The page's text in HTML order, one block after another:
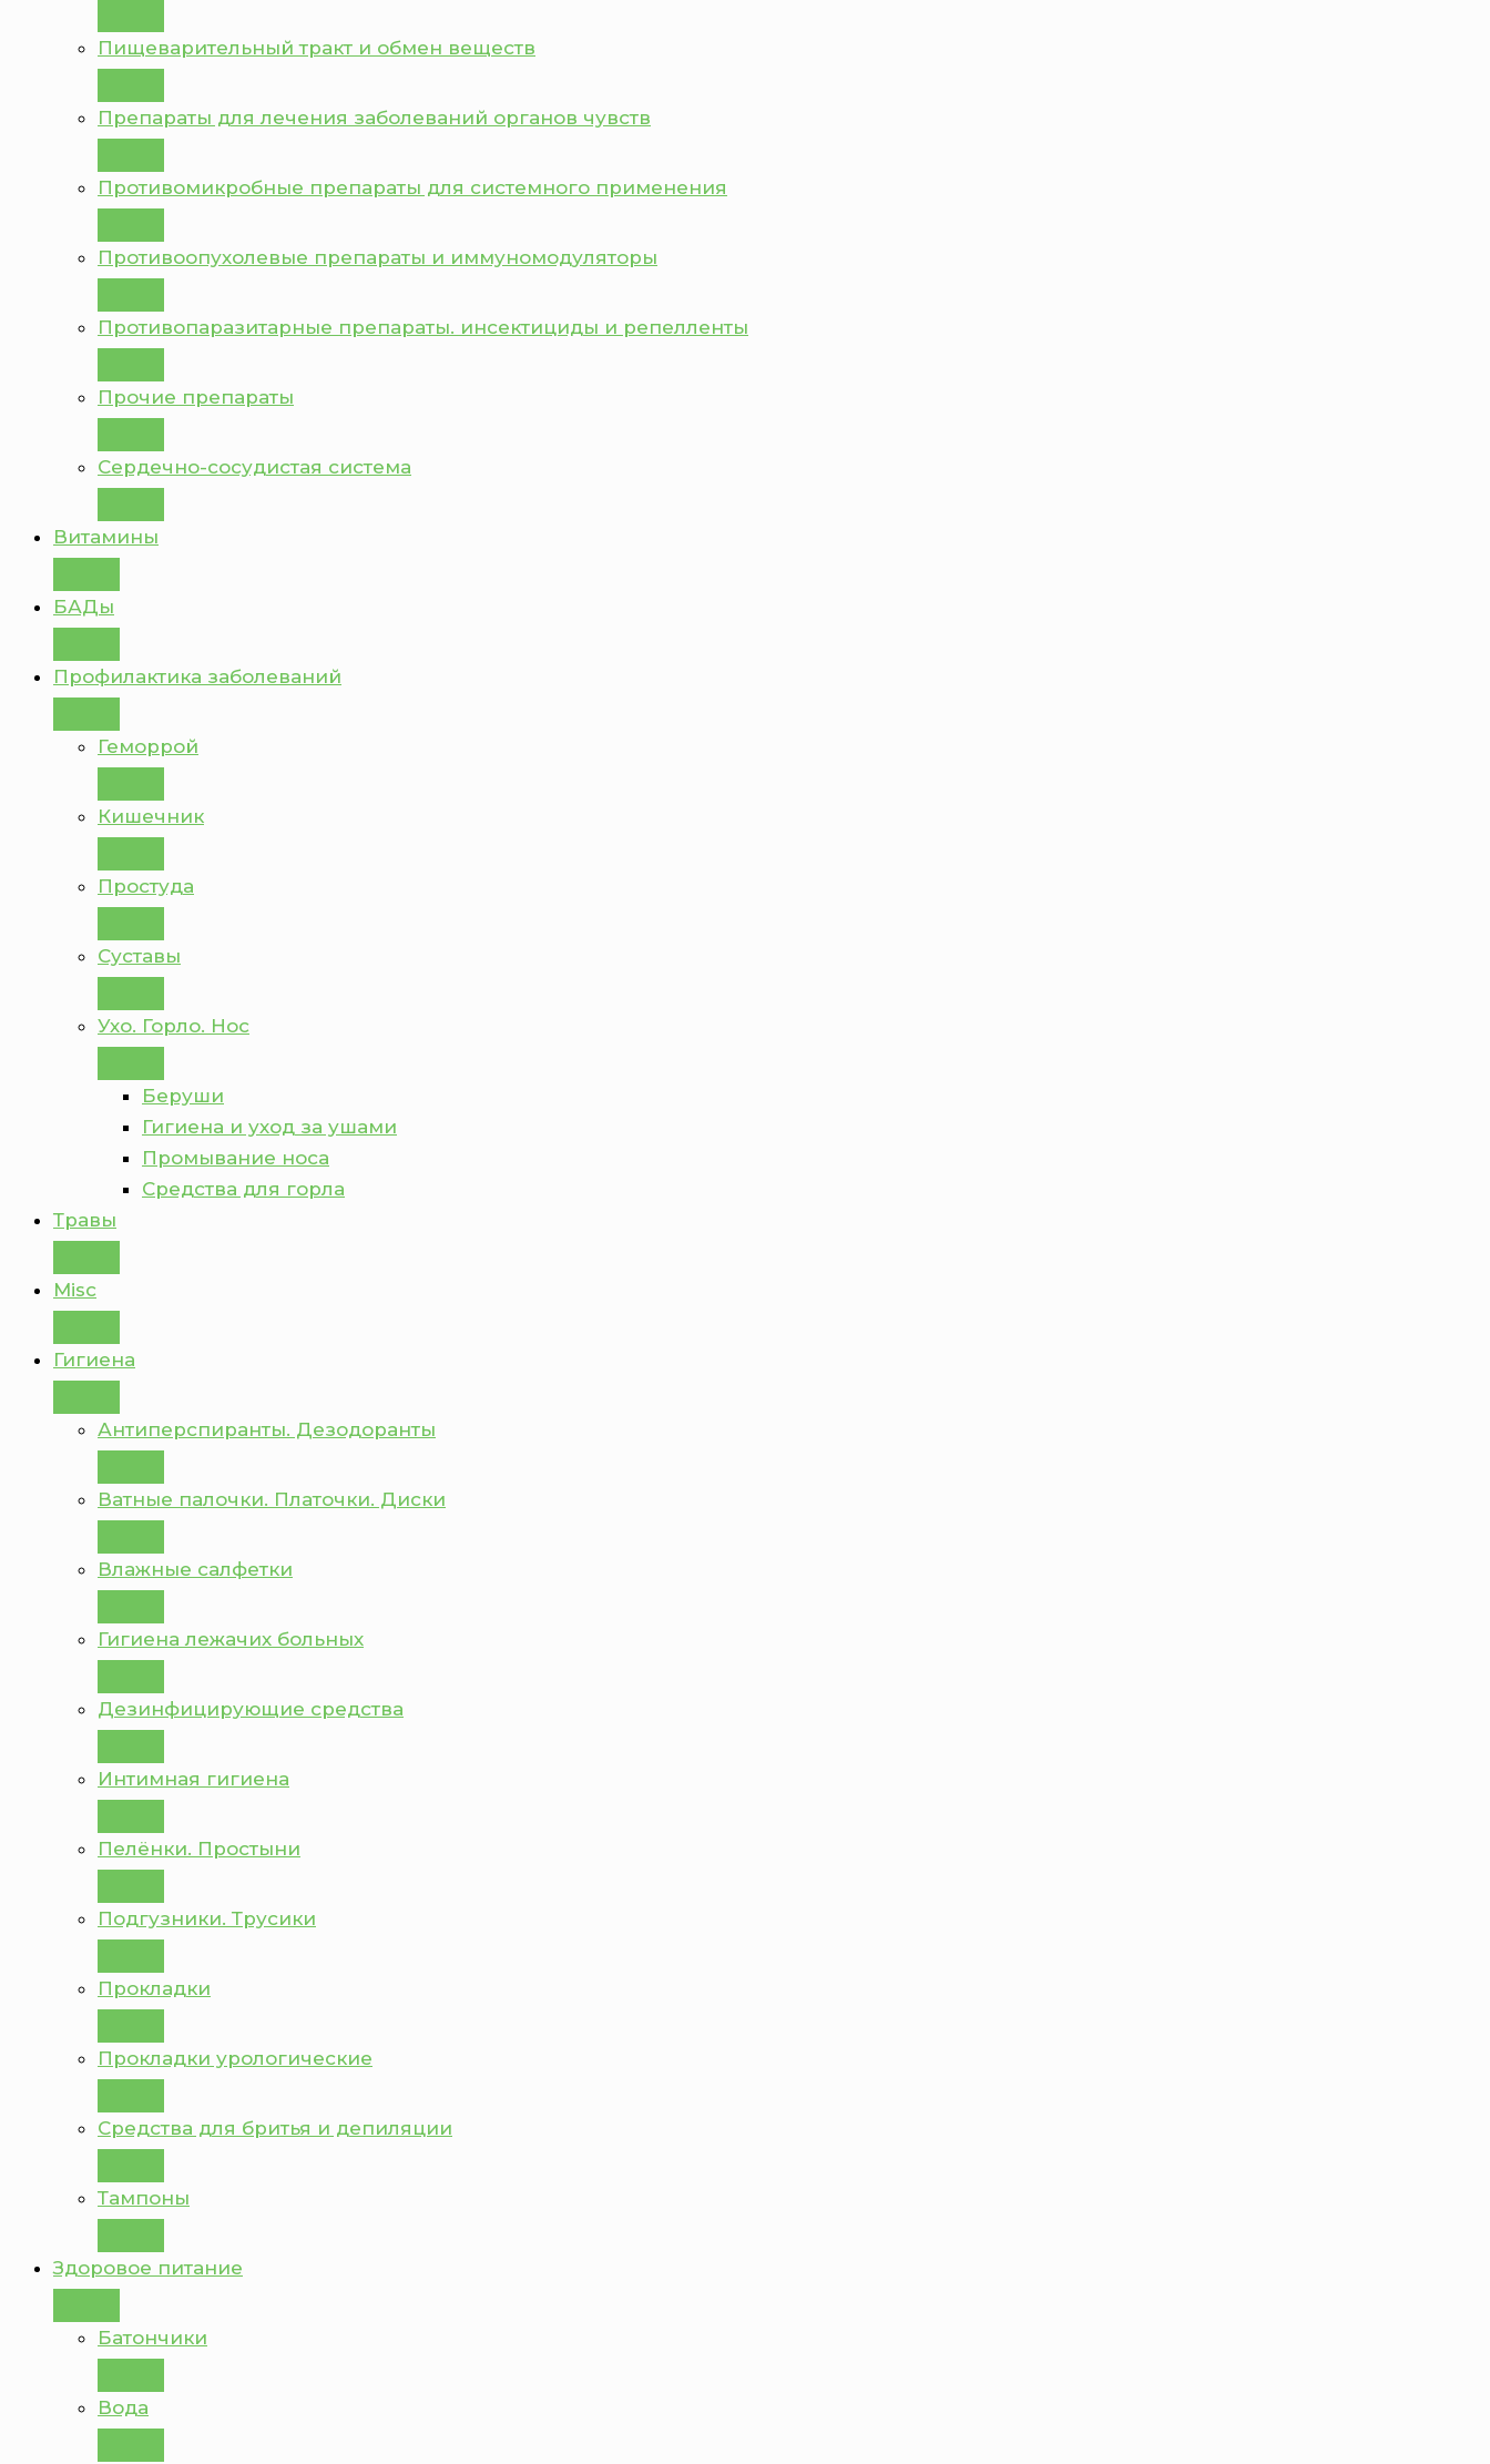
Пищеварительный тракт и обмен веществ
Препараты для лечения заболеваний органов чувств
Противомикробные препараты для системного применения
Противоопухолевые препараты и иммуномодуляторы
Противопаразитарные препараты. инсектициды и репелленты
Прочие препараты
Сердечно-сосудистая система
Витамины
БАДы
Профилактика заболеваний
Геморрой
Кишечник
Простуда
Суставы
Ухо. Горло. Нос
Беруши
Гигиена и уход за ушами
Промывание носа
Средства для горла
Травы
Misc
Гигиена
Антиперспиранты. Дезодоранты
Ватные палочки. Платочки. Диски
Влажные салфетки
Гигиена лежачих больных
Дезинфицирующие средства
Интимная гигиена
Пелёнки. Простыни
Подгузники. Трусики
Прокладки
Прокладки урологические
Средства для бритья и депиляции
Тампоны
Здоровое питание
Батончики
Вода